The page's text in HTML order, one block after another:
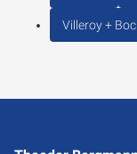
Villeroy +